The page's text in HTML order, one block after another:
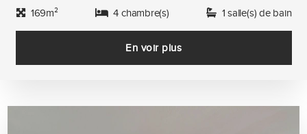
169m² 4 chambre(s) 1 salle(s) de bain
En voir plus